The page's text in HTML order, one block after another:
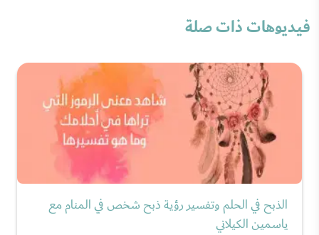
فيديوهات ذات صلة
الذبح في الحلم وتفسير رؤية ذبح شخص في المنام مع
ياسمين الكيلاني